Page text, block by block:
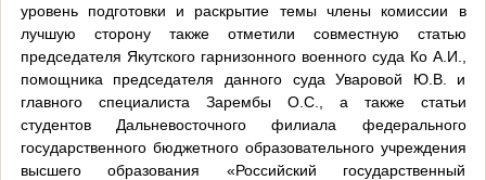
уровень подготовки и раскрытие темы члены комиссии в
лучшую сторону также отметили совместную статью
председателя Якутского гарнизонного военного суда Ко А.И.,
помощника председателя данного суда Уваровой Ю.В. и
главного специалиста Зарембы О.С., а также статьи
студентов Дальневосточного филиала федерального
государственного бюджетного образовательного учреждения
высшего образования «Российский государственный